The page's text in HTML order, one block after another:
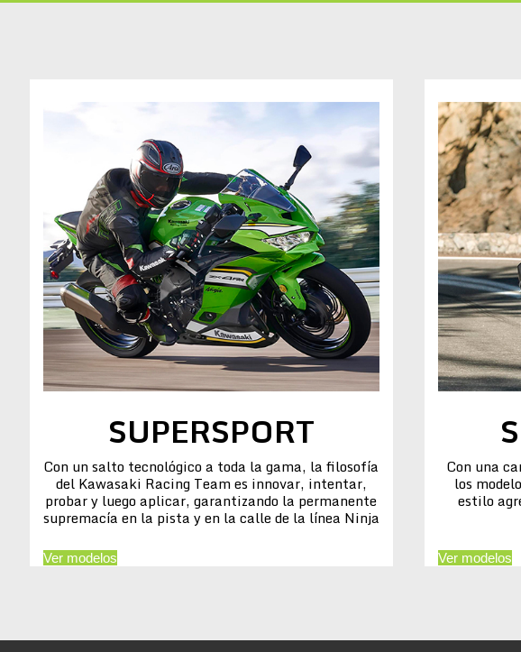
SUPERSPORT
Con un salto tecnológico a toda la gama, la filosofía
del Kawasaki Racing Team es innovar, intentar,
probar y luego aplicar, garantizando la permanente
supremacía en la pista y en la calle de la línea Ninja
Ver modelos
Con una
los
estilo
Ver modelos